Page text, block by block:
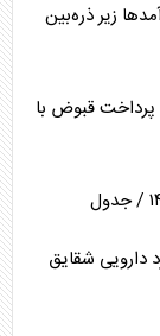
زیر ذره‌بین
پرداخت قبوض با
دارویی شقایق